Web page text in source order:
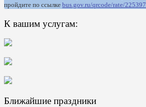
пройдите по ссылке bus.gov.ru/qrcode/rate/225397
К вашим услугам:
Ближайшие праздники